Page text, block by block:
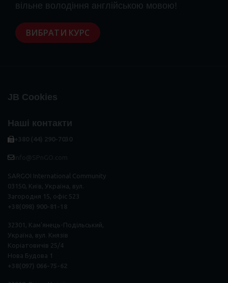
вільне володіння англійською мовою!
ВИБРАТИ КУРС
JB Cookies
Наші контакти
SARGOI International Community
03150, Київ, Україна, вул.
Загородня 15, офіс 523
32301, Кам'янець-Подільський,
Україна, вул. Князів
Коріатовичів 25/4
Нова Будова 1